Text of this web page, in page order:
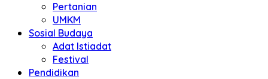
Pertanian
UMKM
Sosial Budaya
Adat Istiadat
Festival
Pendidikan